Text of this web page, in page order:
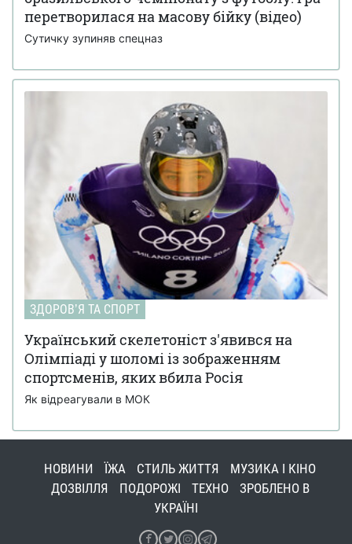
перетворилася на масову бійку (відео)
Сутичку зупиняв спецназ
ЗДОРОВʼЯ ТА СПОРТ
Український скелетоніст з'явився на
Олімпіаді у шоломі із зображенням
спортсменів, яких вбила Росія
Як відреагували в МОК
НОВИНИ ЇЖА СТИЛЬ ЖИТТЯ
МУЗИКА І КІНО
ДОЗВІЛЛЯ
ПОДОРОЖІ ТЕХНО
ЗРОБЛЕНО В
УКРАЇНІ